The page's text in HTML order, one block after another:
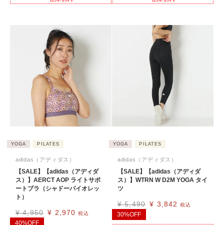
YOGA PILATES
adidas（アディダス）
【SALE】【adidas（アディダ
ス）】AERCT AOP ライトサポ
ートブラ（シャドーバイオレッ
ト）
¥ 4,950 ¥ 2,970 税込
40%OFF
YOGA PILATES
adidas（アディダス）
【SALE】【adidas（アディダ
ス）】WTRN W D2M YOGA タイ
ツ
¥ 5,490 ¥ 3,842 税込
30%OFF